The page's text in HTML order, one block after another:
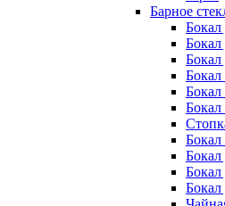
Барное
Бокал
Бокал
Бокал
Бокал
Бокал
Бокал
Бокал
Бокал
Бокал